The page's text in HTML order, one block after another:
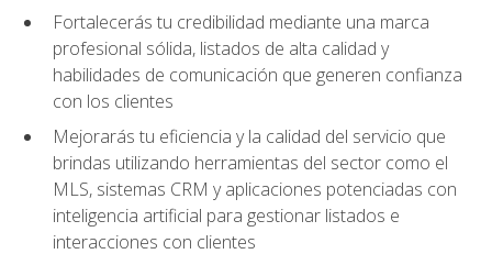
Fortalecerás tu credibilidad mediante una marca
profesional sólida, listados de alta calidad y
habilidades de comunicación que generen confianza
con los clientes
Mejorarás tu eficiencia y la calidad del servicio que
brindas utilizando herramientas del sector como el
MLS, sistemas CRM y aplicaciones potenciadas con
inteligencia artificial para gestionar listados e
interacciones con clientes